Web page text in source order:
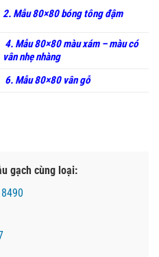
2. Mẫu 80×80 bóng tông đậm
4. Mẫu 80×80 màu xám – màu có
vân nhẹ nhàng
6. Mẫu 80×80 vân gỗ
gạch cùng loại: